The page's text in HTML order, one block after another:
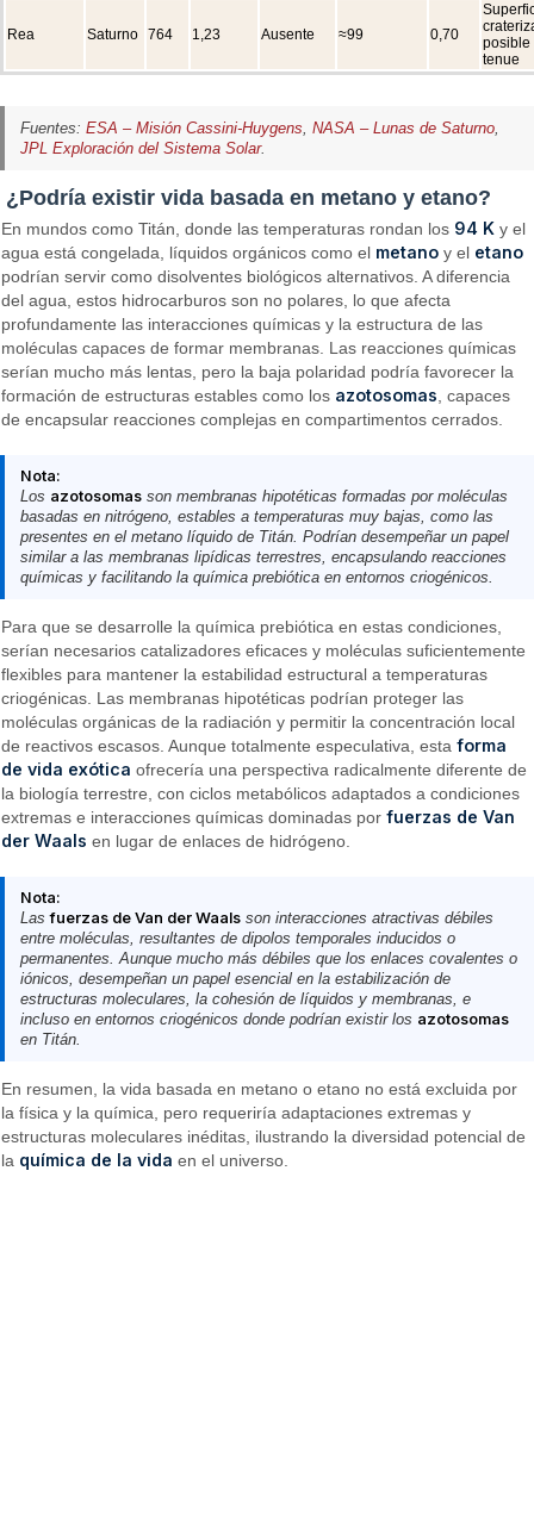
Rea Saturno 764 1,23 Ausente ≈99 0,70
posible
tenue
Fuentes: ESA – Misión Cassini-Huygens NASA – Lunas de Saturno,
JPL Exploración del Sistema Solar.
¿Podría existir vida basada en metano y etano?
En mundos como Titán, donde las temperaturas rondan los 94 K y el
agua está congelada, líquidos orgánicos como el metano y el etano
podrían servir como disolventes biológicos alternativos. A diferencia
del agua, estos hidrocarburos son no polares, lo que afecta
profundamente las interacciones químicas y la estructura de las
moléculas capaces de formar membranas. Las reacciones químicas
serían mucho más lentas, pero la baja polaridad podría favorecer la
formación de estructuras estables como los azotosomas , capaces
de encapsular reacciones complejas en compartimentos cerrados.
Nota:
Los azotosomasson membranas hipotéticas formadas por moléculas
basadas en nitrógeno, estables a temperaturas muy bajas, como las
presentes en el metano líquido de Titán. Podrían desempeñar un papel
similar a las membranas lipídicas terrestres, encapsulando reacciones
químicas y facilitando la química prebiótica en entornos criogénicos.
Para que se desarrolle la química prebiótica en estas condiciones,
serían necesarios catalizadores eficaces y moléculas suficientemente
flexibles para mantener la estabilidad estructural a temperaturas
criogénicas. Las membranas hipotéticas podrían proteger las
moléculas orgánicas de la radiación y permitir la concentración local
de reactivos escasos. Aunque totalmente especulativa, estaforma
de vida exótica ofrecería una perspectiva radicalmente diferente de
la biología terrestre, con ciclos metabólicos adaptados a condiciones
extremas e interacciones químicas dominadas porfuerzas de Van
der Waals en lugar de enlaces de hidrógeno.
Nota:
Lasfuerzas de Van der Waalsson interacciones atractivas débiles
entre moléculas, resultantes de dipolos temporales inducidos o
permanentes. Aunque mucho más débiles que los enlaces covalentes o
iónicos, desempeñan un papel esencial en la estabilización de
estructuras moleculares, la cohesión de líquidos y membranas, e
incluso en entornos criogénicos donde podrían existir los azotosomas
en Titán.
En resumen, la vida basada en metano o etano no está excluida por
la física y la química, pero requeriría adaptaciones extremas y
estructuras moleculares inéditas, ilustrando la diversidad potencial de
la química de la vida en el universo.